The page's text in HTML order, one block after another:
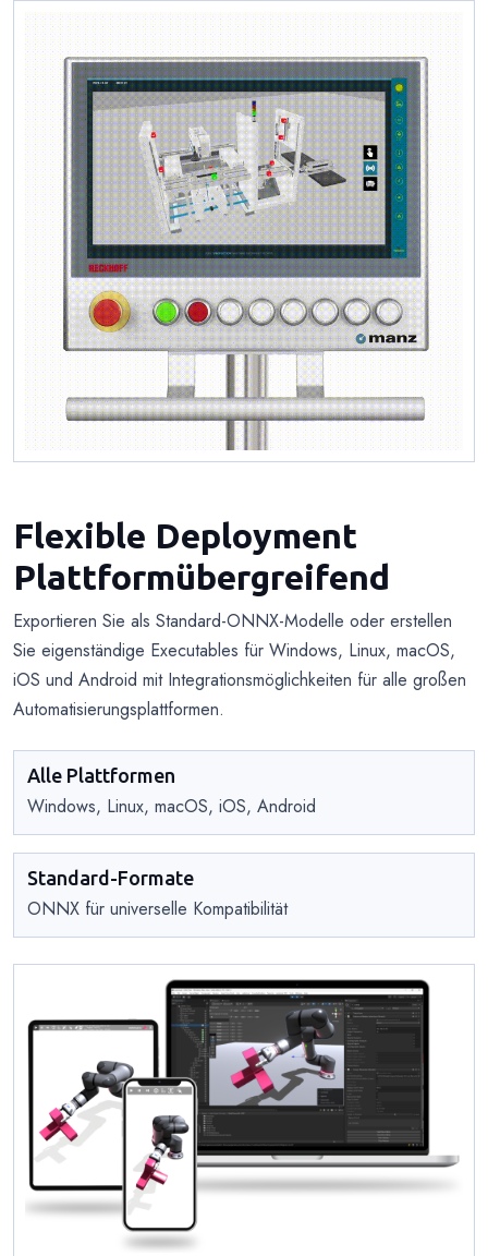
Flexible Deployment
Plattformübergreifend
Exportieren Sie als Standard-ONNX-Modelle oder erstellen
Sie eigenständige Executables für Windows, Linux, macOS,
iOS und Android mit Integrationsmöglichkeiten für alle großen
Automatisierungsplattformen.
Alle Plattformen
Windows, Linux, macOS, iOS, Android
Standard-Formate
ONNX für universelle Kompatibilität